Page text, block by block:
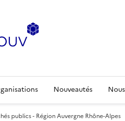
Nouveautés
publics - Région Auvergne Rhône-Alpes